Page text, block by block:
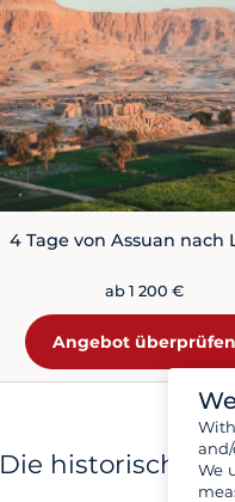
4 Tage von Assuan nach
ab 1 200 €
Angebot überprüfen
Die historischenWe